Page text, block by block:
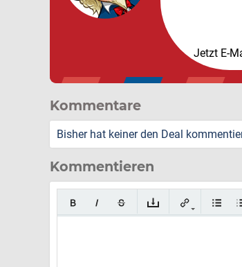
Jetzt E-
Kommentare
Bisher hat keiner den Deal
Kommentieren